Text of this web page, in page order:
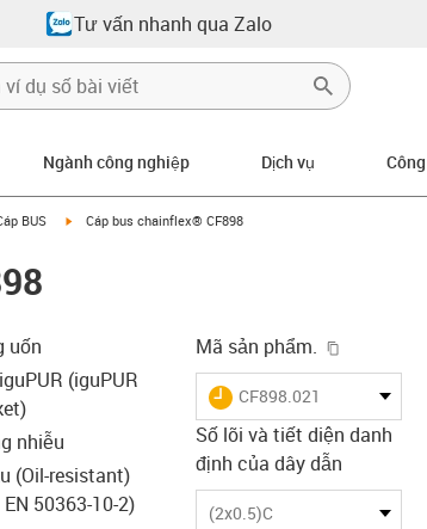
Tư vấn nhanh qua Zalo
Ngành công nghiệp Dịch vụ
right
icon-arrow-right
BUS igus-icon-arrow-right
Cáp bus chainflex® CF898
uốn
(iguPUR
nhiễu
(Oil-resistant)
50363-10-2)
Mã sản phẩm.
igus-icon-lieferzeit
CF898.021
Số lõi và tiết diện danh
định của dây dẫn
(2x0.5)C